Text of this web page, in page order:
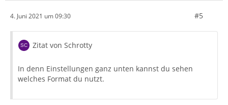
4. Juni 2021 um 09:30 #5
Zitat von Schrotty
In denn Einstellungen ganz unten kannst du sehen
welches Format du nutzt.